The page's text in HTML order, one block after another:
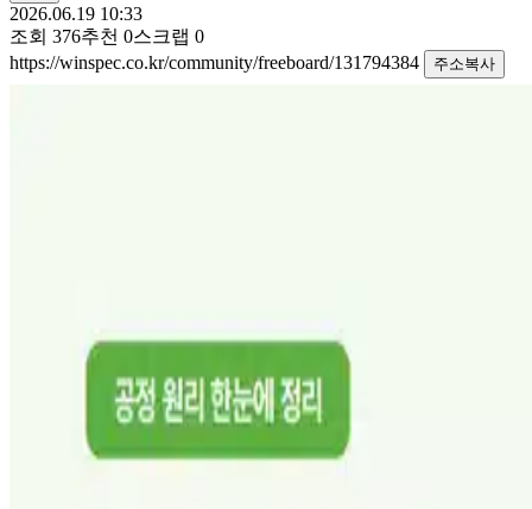
2026.06.19 10:33
조회 376추천 0스크랩 0
https://winspec.co.kr/community/freeboard/131794384
주소복사